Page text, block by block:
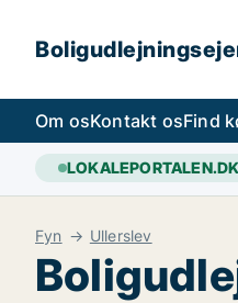
Om osKontakt osFind
Fyn Ullerslev